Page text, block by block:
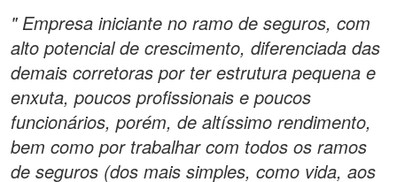
" Empresa iniciante no ramo de seguros, com
alto potencial de crescimento, diferenciada das
demais corretoras por ter estrutura pequena e
enxuta, poucos profissionais e poucos
funcionários, porém, de altíssimo rendimento,
bem como por trabalhar com todos os ramos
de seguros (dos mais simples, como vida, aos